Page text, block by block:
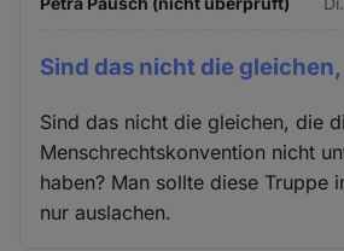
Sind das nicht die gleichen,
Sind das nicht die gleichen, die
Menschrechtskonvention nicht
haben? Man sollte diese Truppe
nur auslachen.